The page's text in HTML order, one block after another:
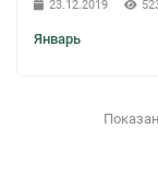
23.12.2019
Январь